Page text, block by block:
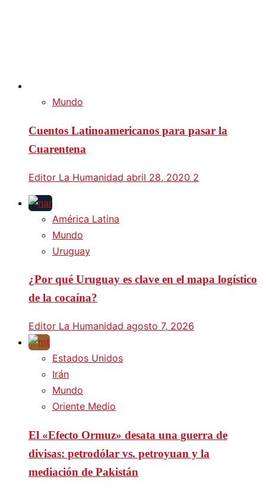
Mundo
Cuentos Latinoamericanos para pasar la
Cuarentena
Editor La Humanidad abril 28, 2020 2
América Latina
Mundo
Uruguay
¿Por qué Uruguay es clave en el mapa logístico
de la cocaína?
Editor La Humanidad agosto 7, 2026
Estados Unidos
Irán
Mundo
Oriente Medio
El «Efecto Ormuz» desata una guerra de
divisas: petrodólar vs. petroyuan y la
mediación de Pakistán